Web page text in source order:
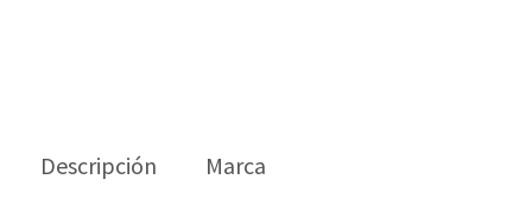
Descripción
Marca